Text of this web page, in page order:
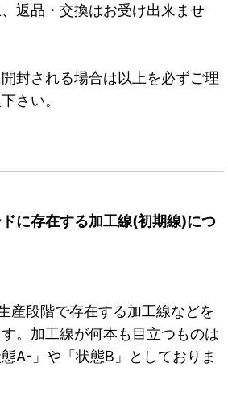
返品・交換はお受け出来ませ
封される場合は以上を必ずご理
さい。
ドに存在する加工線(初期線)につ
産段階で存在する加工線などを
。加工線が何本も目立つものは
A-」や「状態B」としておりま